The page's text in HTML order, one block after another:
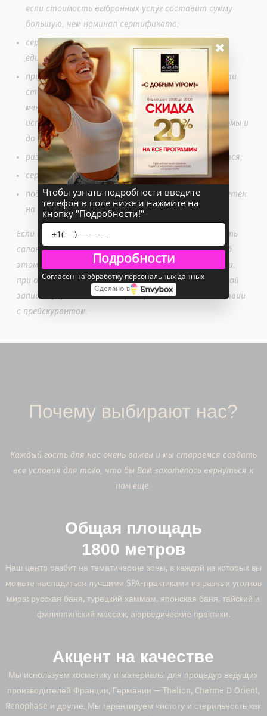
если стоимость выбранных услуг составит сумму
большую, чем номинал сертификата;
сертификат номиналом 5000р, обслуживается
единовременно;
при стоимости сертификата более 5000 руб., если
стоимость выбранных услуг составит сумму
меньшую, чем номинал сертификата, его можно
использовать дальше в пределах оставшейся суммы и
до истечения срока действия;
разница в денежном эквиваленте не выплачивается;
сертификат возврату не подлежит;
подарочный сертификат не может быть приобретен
на акционные программы и процедуры.
Если по каким-либо причинам Вы не можете посетить
салон в назначенное время, просим Вас сообщить об
этом администратору салона не менее чем за сутки,
при отмене менее чем за сутки, услуги по оговоренной
записи будут списаны с сертификата в соответствии
с прейскурантом.
Почему выбирают нас?
Каждый гость для нас очень важен и мы стараемся создать
все условия для того, что бы Вам захотелось вернуться к
нам еще.
Общая площадь
1800 метров
Наш центр разбит на тематические зоны, в каждой из которых вы
можете насладиться лучшими SPA-практиками из разных уголков
мира: русская баня, турецкий хаммам, японская баня, тайский и
филиппинский массаж, аюрведические практики.
Акцент на качестве
Мы используем косметику и материалы для процедур ведущих
производителей Франции, Германии — Thalion, Charme D Orient,
Renophase и другие. Мы гарантируем чистоту и стерильность как
×
Чтобы узнать подробности введите
телефон в поле ниже и нажмите на
кнопку "Подробности!"
Подробности
Согласен на обработку персональных данных
Сделано в